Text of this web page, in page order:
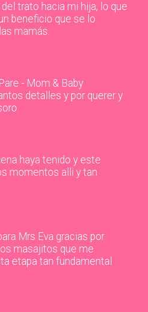
trato hacia mi hija, lo que
beneficio que se lo
mamás.
- Mom & Baby
detalles y por querer y
haya tenido y este
momentos alli y tan
Mrs Eva gracias por
masajitos que me
etapa tan fundamental